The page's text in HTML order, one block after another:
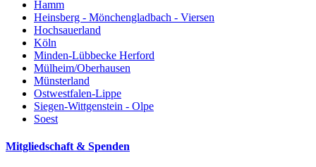
Hamm
Heinsberg - Mönchengladbach - Viersen
Hochsauerland
Köln
Minden-Lübbecke Herford
Mülheim/Oberhausen
Münsterland
Ostwestfalen-Lippe
Siegen-Wittgenstein - Olpe
Soest
Mitgliedschaft & Spenden